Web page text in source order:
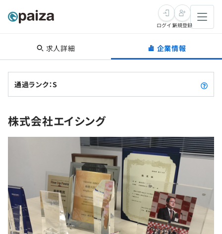
転職・キャリア
転職成功ガイド
インタビュー
新卒就活
求人検索
新卒エージェント
イベント・セミナー
学習
4択課題
ナレッジ
SQL
評価結果一覧
メディア
Tech Team Journal
paizaとは？
ログイン新規登録
求人詳細 企業情報
通過ランク：S
株式会社エイシング